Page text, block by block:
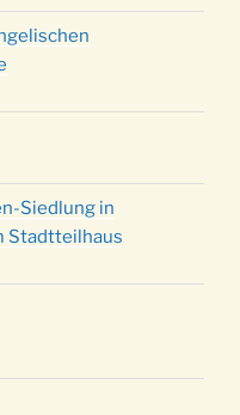
in der Kirche um
in der Kirche um
in der Kirche
in der Kirche um
Siedlung in
Stadtteilhaus